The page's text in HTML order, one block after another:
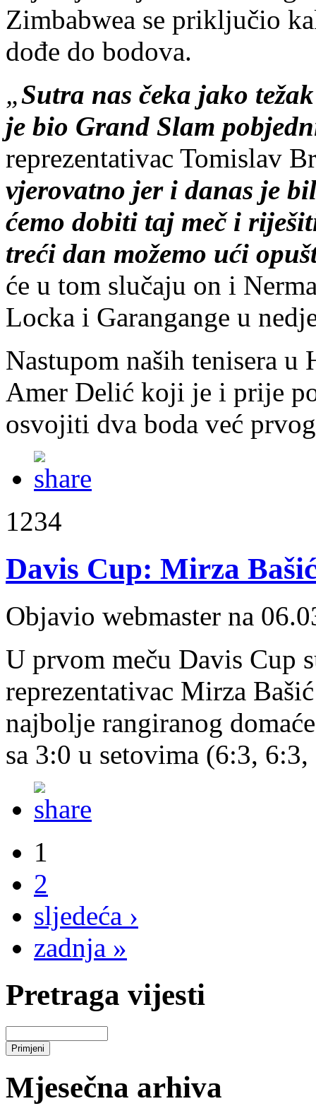
Zimbabwea se priključio
dođe do bodova.
„Sutra nas čeka jako
je bio Grand Slam
reprezentativac Tomislav
vjerovatno jer i danas je
ćemo dobiti taj meč i
treći dan možemo ući
će u tom slučaju on i
Locka i Garangange u
Nastupom naših tenisera u
Amer Delić koji je i prije
osvojiti dva boda već
1234
Davis Cup: Mirza
Objavio webmaster na
U prvom meču Davis Cup
reprezentativac Mirza
najbolje rangiranog
sa 3:0 u setovima (6:3,
1
2
sljedeća ›
zadnja »
Pretraga vijesti
Mjesečna arhiva